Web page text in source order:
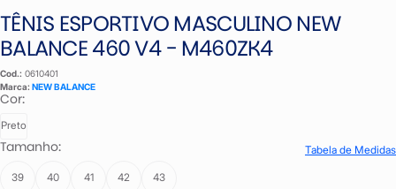
TÊNIS ESPORTIVO MASCULINO NEW
BALANCE 460 V4 - M460ZK4
Cod.: 0610401
Marca: NEW BALANCE
Cor:
Preto
Tamanho: Tabela de Medidas
39 40 41 42 43